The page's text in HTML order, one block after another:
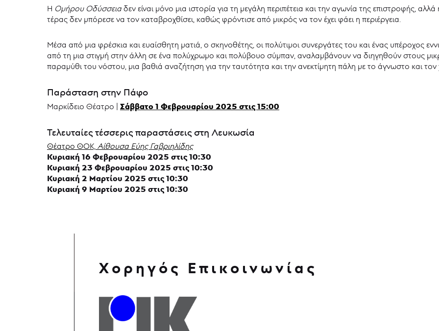
Η Ομήρου Οδύσσεια δεν είναι μόνο μια ιστορία για τη μεγάλη περιπέτεια και την αγωνία της επιστροφής,
τέρας δεν μπόρεσε να τον καταβροχθίσει, καθώς φρόντισε από μικρός να τον έχει φάει η περιέργεια.
Μέσα από μια φρέσκια και ευαίσθητη ματιά, ο σκηνοθέτης, οι πολύτιμοι συνεργάτες του και ένας υπέροχος
από τη μια στιγμή στην άλλη σε ένα πολύχρωμο και πολύβουο σύμπαν, αναλαμβάνουν να διηγηθούν στους
παραμύθι του νόστου, μια βαθιά αναζήτηση για την ταυτότητα και την ανεκτίμητη πάλη με το άγνωστο και
Παράσταση στην Πάφο
Μαρκίδειο Θέατρο | Σάββατο 1 Φεβρουαρίου 2025 στις 15:00
Τελευταίες τέσσερις παραστάσεις στη Λευκωσία
Θέατρο ΘΟΚ, Αίθουσα Εύης Γαβριηλίδης
Κυριακή 16 Φεβρουαρίου 2025 στις 10:30
Κυριακή 23 Φεβρουαρίου 2025 στις 10:30
Κυριακή 2 Μαρτίου 2025 στις 10:30
Κυριακή 9 Μαρτίου 2025 στις 10:30
Χορηγός Επικοινωνίας